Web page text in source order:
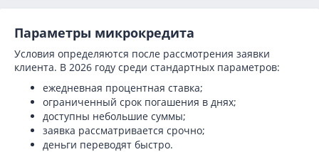
Параметры микрокредита
Условия определяются после рассмотрения заявки
клиента. В 2026 году среди стандартных параметров:
ежедневная процентная ставка;
ограниченный срок погашения в днях;
доступны небольшие суммы;
заявка рассматривается срочно;
деньги переводят быстро.